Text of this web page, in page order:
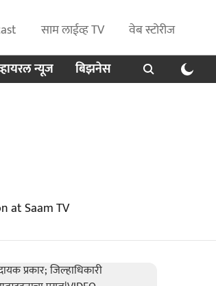
साम लाईव्ह TV
वेब स्टोरीज
न्यूज बिझनेस
at Saam TV